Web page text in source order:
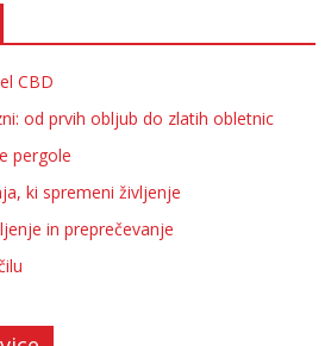
CBD
od prvih obljub do zlatih obletnic
pergole
ki spremeni življenje
in preprečevanje